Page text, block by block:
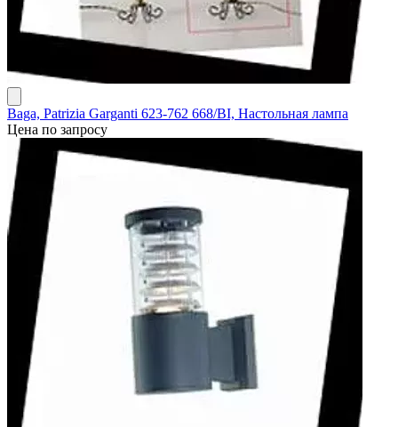
Baga, Patrizia Garganti 623-762 668/BI, Настольная лампа
Цена по запросу